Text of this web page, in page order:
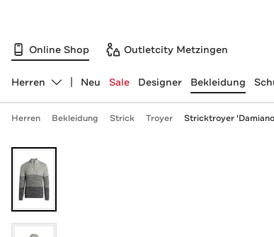
Online Shop Outletcity Metzingen
Abteilung ändern, ausgewählt:
Herren Neu Sale Designer Bekleidung
Herren Bekleidung Strick Troyer Stricktroyer